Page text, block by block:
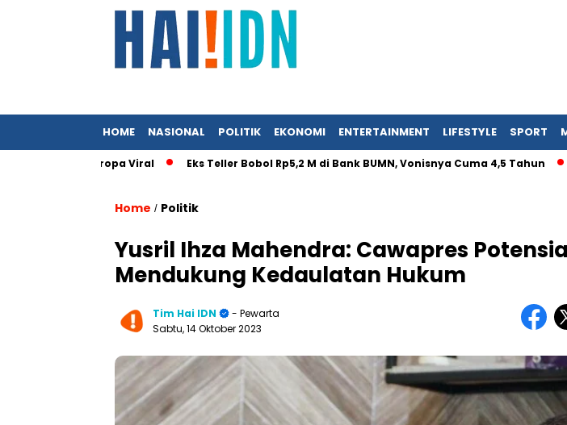
HOME NASIONAL POLITIK EKONOMI ENTERTAINMENT LIFESTYLE SPORT
Istri ke Eropa Viral Eks Teller Bobol Rp5,2 M di Bank BUMN, Vonisnya Cuma 4,5 Tahun
Home / Politik
Yusril Ihza Mahendra: Cawapres
Mendukung Kedaulatan Hukum
Tim Hai IDN
- Pewarta
Sabtu, 14 Oktober 2023